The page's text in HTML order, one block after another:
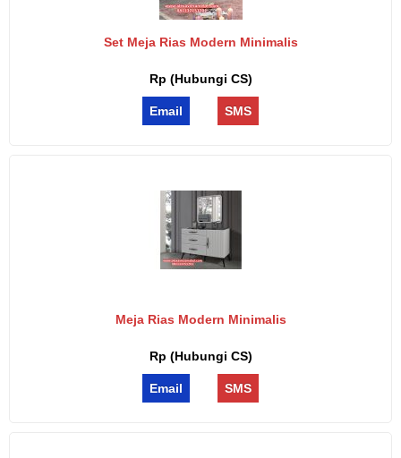
Set Meja Rias Modern Minimalis
Rp (Hubungi CS)
Email SMS
Meja Rias Modern Minimalis
Rp (Hubungi CS)
Email SMS